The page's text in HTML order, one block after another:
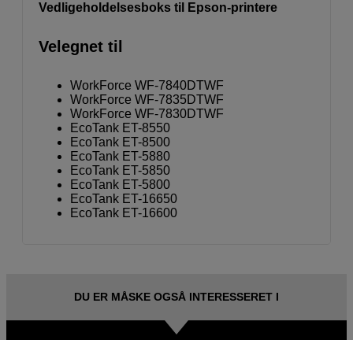
Vedligeholdelsesboks til Epson-printere
Velegnet til
WorkForce WF-7840DTWF
WorkForce WF-7835DTWF
WorkForce WF-7830DTWF
EcoTank ET-8550
EcoTank ET-8500
EcoTank ET-5880
EcoTank ET-5850
EcoTank ET-5800
EcoTank ET-16650
EcoTank ET-16600
DU ER MÅSKE OGSÅ INTERESSERET I